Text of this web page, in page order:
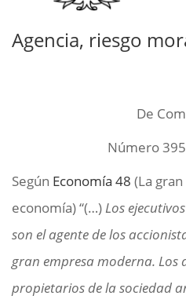
Agencia, riesgo
De
Número
Según Economía 48 (La
economía) “(…) Los
son el agente de los
gran empresa moderna. Los
propietarios de la sociedad